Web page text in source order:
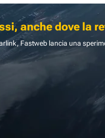
anche dove la
Fastweb lancia una